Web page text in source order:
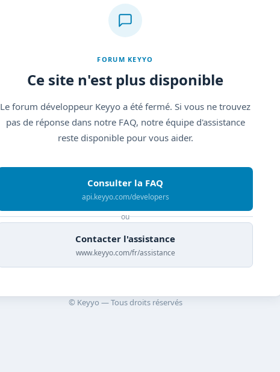
FORUM KEYYO
Ce site n'est plus disponible
Le forum développeur Keyyo a été fermé. Si vous ne trouvez
pas de réponse dans notre FAQ, notre équipe d'assistance
reste disponible pour vous aider.
Consulter la FAQ
api.keyyo.com/developers
ou
Contacter l'assistance
www.keyyo.com/fr/assistance
© Keyyo — Tous droits réservés